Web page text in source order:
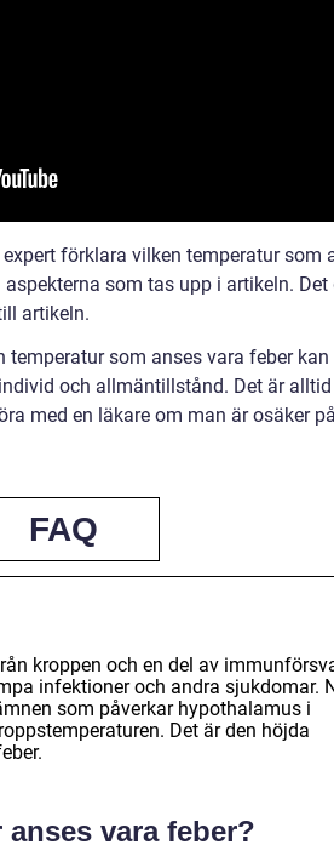
förklara vilken temperatur som
som tas upp i artikeln. Det
artikeln.
som anses vara feber kan
och allmäntillstånd. Det är
med en läkare om man är osäker
FAQ
kroppen och en del av
infektioner och andra sjukdomar.
som påverkar hypothalamus i
Det är den höjda
vara feber?